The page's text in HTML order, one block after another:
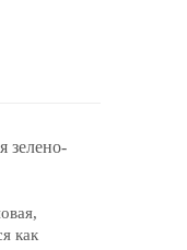
зелено-
как